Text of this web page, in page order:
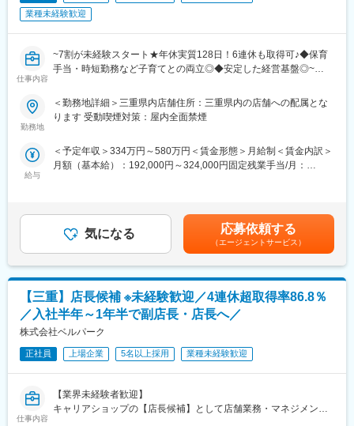
プラン、サービスなどの基本知識から習得頂きます。その後は店
舗ごとのOJTに加え、定期的な集合研修が行われる等ステップア
ップ支援がございます。
経験からでもご活躍いただけます。
※中途入社のほとんどは未経験からのスタートです。
変更の範囲：会社の定める業務
・製造機器のメンテナンス・保全 等
※事務所と製造現場であるクリーンルームの両方で業務いただきま
※キオクシア様へはBREXA Technologyより多数の社員が配属され
ており、研修体制も確立されています。未経験から多数入社して
■キャリアアップ事例：本ポジションにて就業後、以下のようなポ
ジションにキャリアアップも可能です。
・装置開発
・機械メンテナンス・保全
・別途、賞与年2回、時間外手当（1分単位）、各種手当（家族、
赴任等）が支給
・スキル・経験年数・年齢等も考慮し、話し合いの上で決定
・充実の福利厚生
交通費支給あり、資格取得支援・手当あり、寮・社宅・住宅手当
あり、U・Iターン支援ありなど
■充実した教育制度／入社後のフォロー体制充実：
◇人事育成制度…等級制度の定義と連動したカリキュラム体型の
導入。
と連携し環境を改善。
◇人事考課制度…目標達成を適性に処遇へ反映されることを有能
業種未経験歓迎
仕事内容
~7割が未経験スタート★年休実質128日！6連休も取得可♪◆保育
手当・時短勤務など子育てとの両立◎◆安定した経営基盤◎~
■職務内容：
当社直営のソフトバンクショップで、お客様の受付対応、携帯電
※チームでコミュニケーションを取りながら仕事に取り組んで頂き
ます。
◇店頭ディスプレイづくり
◇店内イベントの企画・実施 など
■研修体制充実♪
・7割が未経験スタート★
教える立場の先輩社員の7割が未経験スタートなので、入社時の不
安な気持ちはよく理解できます。
あなたが安心できるようしっかりとフォローします！同期入社の
仲間はもちろん、先輩ともいい関係を築いていけるのがベルパー
クの魅力のひとつ。
・その為研修体制も充実！研修部が主催するコンプライアンス研
修、業務知識習得研修のほか、店舗配属後もスキルアップ・レベ
勤務地
＜勤務地詳細＞三重県内店舗住所：三重県内の店舗への配属とな
ります 受動喫煙対策：屋内全面禁煙
給与
＜予定年収＞334万円～580万円＜賃金形態＞月給制＜賃金内訳＞
月額（基本給）：192,000円～324,000円固定残業手当/月：
トバンク認定資格を取得すると資格手当が追加支給されます。※上
記月収・年収はみなし残業手当含む加えた金額です。賞与：年2回
（6・12月）・昇給：年1回賞与とは別にインセンティブや特別賞
与も支給実績あり（2024年は30万円の追加支給を実施）賃金はあ
くまでも目安の金額であり、選考を通じて上下する可能性があり
ます。月給(月額)は固定手当を含めた表記です。
気になる 応募依頼する
（エージェントサービス）
【三重】店長候補 ※未経験歓迎／4連休超取得率86.8％
／入社半年～1年半で副店長・店長へ／
株式会社ベルパーク
正社員 上場企業 5名以上採用 業種未経験歓迎
仕事内容
【業界未経験者歓迎】
キャリアショップの【店長候補】として店舗業務・マネジメント